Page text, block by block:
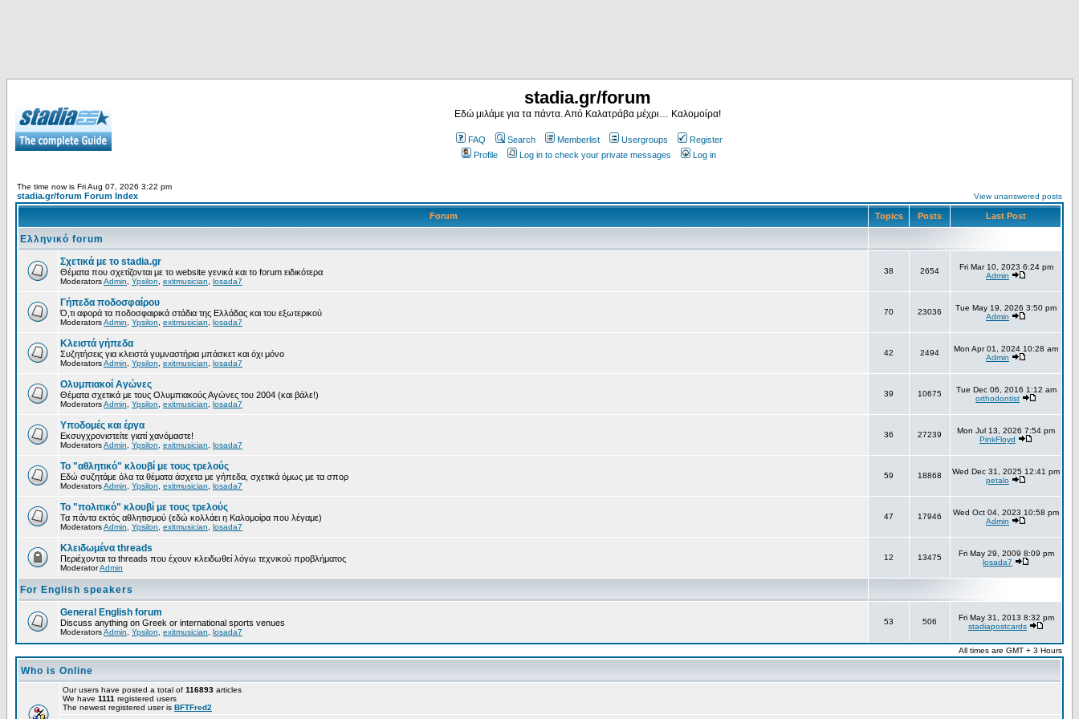
stadia.gr/forum
Εδώ μιλάμε για τα πάντα. Από Καλατράβα μέχρι… Καλομοίρα!
FAQ Search Memberlist Usergroups
Register
Profile
Log in to check your private messages Log in
The time now is Fri Aug 07, 2026 3:22 pm
stadia.gr/forum Forum Index View unanswered posts
Forum Topics Posts Last Post
Ελληνικό forum
Σχετικά με το stadia.gr
Θέματα που σχετίζονται με το website γενικά και το forum ειδικότερα
ModeratorsAdmin Ypsilon exitmusician losada7
38 2654
Fri Mar 10, 2023 6:24 pm
Admin
Γήπεδα ποδοσφαίρου
Ό,τι αφορά τα ποδοσφαιρικά στάδια της Ελλάδας και του εξωτερικού
ModeratorsAdmin Ypsilon exitmusician losada7
70 23036
Tue May 19, 2026 3:50 pm
Admin
Κλειστά γήπεδα
Συζητήσεις για κλειστά γυμναστήρια μπάσκετ και όχι μόνο
ModeratorsAdmin Ypsilon exitmusician losada7
42 2494
Mon Apr 01, 2024 10:28 am
Admin
Ολυμπιακοί Αγώνες
Θέματα σχετικά με τους Ολυμπιακούς Αγώνες του 2004 (και βάλε!)
ModeratorsAdmin Ypsilon exitmusician losada7
39 10675
Tue Dec 06, 2016 1:12 am
orthodontist
Υποδομές και έργα
Εκσυγχρονιστείτε γιατί χανόμαστε!
ModeratorsAdmin Ypsilon exitmusician losada7
36 27239
Mon Jul 13, 2026 7:54 pm
PinkFloyd
Το "αθλητικό" κλουβί με τους τρελούς
Εδώ συζητάμε όλα τα θέματα άσχετα με γήπεδα, σχετικά όμως με τα σπορ
ModeratorsAdmin Ypsilon exitmusician losada7
59 18868
Wed Dec 31, 2025 12:41 pm
petalo
Το "πολιτικό" κλουβί με τους τρελούς
Τα πάντα εκτός αθλητισμού (εδώ κολλάει η Καλομοίρα που λέγαμε)
ModeratorsAdmin Ypsilon exitmusician losada7
47 17946
Wed Oct 04, 2023 10:58 pm
Admin
Κλειδωμένα threads
Περιέχονται τα threads που έχουν κλειδωθεί λόγω τεχνικού προβλήματος
ModeratorAdmin
12 13475
Fri May 29, 2009 8:09 pm
losada7
For English speakers
General English forum
Discuss anything on Greek or international sports venues
ModeratorsAdmin Ypsilon exitmusician losada7
53 506
Fri May 31, 2013 8:32 pm
stadiapostcards
All times are GMT + 3 Hours
Who is Online
Our users have posted a total of 116893 articles
We have 1111 registered users
The newest registered user is BFTFred2